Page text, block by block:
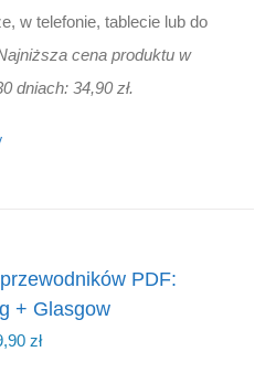
w telefonie, tablecie lub do
cena produktu w
dniach: 34,90 zł.
PDF:
+ Glasgow
złAktualna